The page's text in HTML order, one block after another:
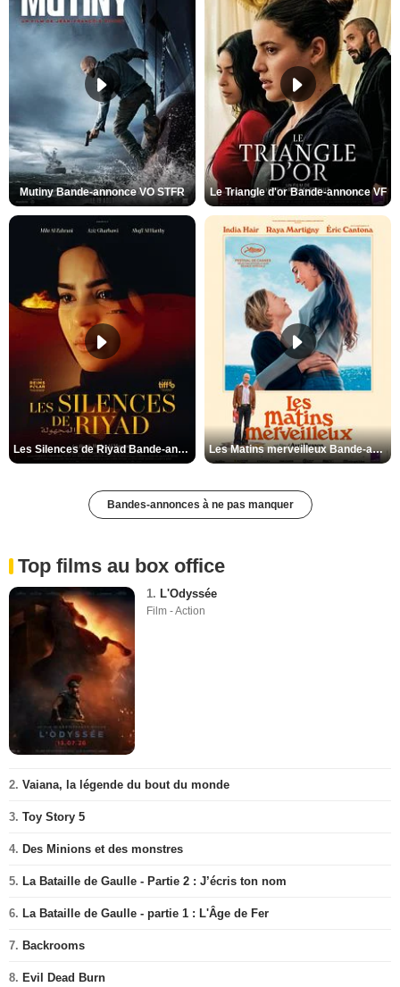
Mutiny Bande-annonce VO STFR Le Triangle d'or Bande-annonce VF
Les Silences de Riyad Bande-annonce VO STFR Les Matins merveilleux Bande-annonce VF
Bandes-annonces à ne pas manquer
Top films au box office
1. L'Odyssée
Film - Action
2. Vaiana, la légende du bout du monde
3. Toy Story 5
4. Des Minions et des monstres
5. La Bataille de Gaulle - Partie 2 : J’écris ton nom
6. La Bataille de Gaulle - partie 1 : L'Âge de Fer
7. Backrooms
8. Evil Dead Burn